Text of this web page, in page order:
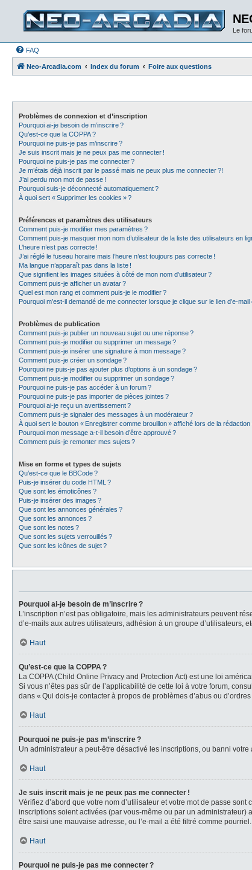
Le
FAQ
Neo-Arcadia.com Index du forum Foire aux questions
Problèmes de connexion et d’inscription
Pourquoi ai-je besoin de m’inscrire ?
Qu’est-ce que la COPPA ?
Pourquoi ne puis-je pas m’inscrire ?
Je suis inscrit mais je ne peux pas me connecter !
Pourquoi ne puis-je pas me connecter ?
Je m’étais déjà inscrit par le passé mais ne peux plus me connecter ?!
J’ai perdu mon mot de passe !
Pourquoi suis-je déconnecté automatiquement ?
À quoi sert « Supprimer les cookies » ?
Préférences et paramètres des utilisateurs
Comment puis-je modifier mes paramètres ?
Comment puis-je masquer mon nom d’utilisateur de la liste des utilisateurs en
L’heure n’est pas correcte !
J’ai réglé le fuseau horaire mais l’heure n’est toujours pas correcte !
Ma langue n’apparaît pas dans la liste !
Que signifient les images situées à côté de mon nom d’utilisateur ?
Comment puis-je afficher un avatar ?
Quel est mon rang et comment puis-je le modifier ?
Pourquoi m’est-il demandé de me connecter lorsque je clique sur le lien d’e-mail
Problèmes de publication
Comment puis-je publier un nouveau sujet ou une réponse ?
Comment puis-je modifier ou supprimer un message ?
Comment puis-je insérer une signature à mon message ?
Comment puis-je créer un sondage ?
Pourquoi ne puis-je pas ajouter plus d’options à un sondage ?
Comment puis-je modifier ou supprimer un sondage ?
Pourquoi ne puis-je pas accéder à un forum ?
Pourquoi ne puis-je pas importer de pièces jointes ?
Pourquoi ai-je reçu un avertissement ?
Comment puis-je signaler des messages à un modérateur ?
À quoi sert le bouton « Enregistrer comme brouillon » affiché lors de la rédaction
Pourquoi mon message a-t-il besoin d’être approuvé ?
Comment puis-je remonter mes sujets ?
Mise en forme et types de sujets
Qu’est-ce que le BBCode ?
Puis-je insérer du code HTML ?
Que sont les émoticônes ?
Puis-je insérer des images ?
Que sont les annonces générales ?
Que sont les annonces ?
Que sont les notes ?
Que sont les sujets verrouillés ?
Que sont les icônes de sujet ?
Pourquoi ai-je besoin de m’inscrire ?
L’inscription n’est pas obligatoire, mais les administrateurs peuvent
d’e-mails aux autres utilisateurs, adhésion à un groupe d’utilisateurs,
Haut
Qu’est-ce que la COPPA ?
La COPPA (Child Online Privacy and Protection Act) est une loi
Si vous n’êtes pas sûr de l’applicabilité de cette loi à votre forum,
dans « Qui dois-je contacter à propos de problèmes d’abus ou
Haut
Pourquoi ne puis-je pas m’inscrire ?
Un administrateur a peut-être désactivé les inscriptions, ou banni
Haut
Je suis inscrit mais je ne peux pas me connecter !
Vérifiez d’abord que votre nom d’utilisateur et votre mot de passe
inscriptions soient activées (par vous-même ou par un
être saisi une mauvaise adresse, ou l’e-mail a été filtré comme
Haut
Pourquoi ne puis-je pas me connecter ?